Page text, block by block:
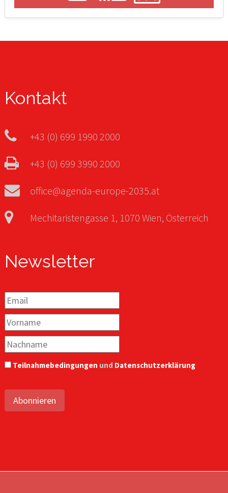
Kontakt
+43 (0) 699 1990 2000
+43 (0) 699 3990 2000
office@agenda-europe-2035.at
Mechitaristengasse 1, 1070 Wien, Österreich
Newsletter
Teilnahmebedingungen und Datenschutzerklärung
Abonnieren